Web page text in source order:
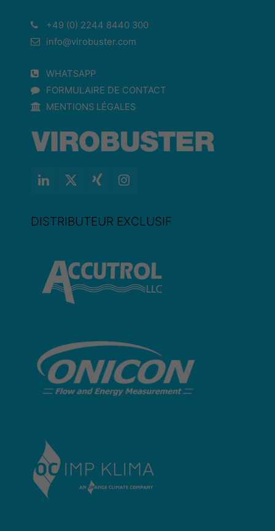
+49 (0) 2244 8440 300
info@virobuster.com
WHATSAPP
FORMULAIRE DE CONTACT
MENTIONS LÉGALES
DISTRIBUTEUR EXCLUSIF